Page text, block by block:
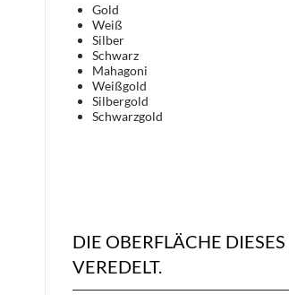
Gold
Weiß
Silber
Schwarz
Mahagoni
Weißgold
Silbergold
Schwarzgold
DIE OBERFLÄCHE
VEREDELT.